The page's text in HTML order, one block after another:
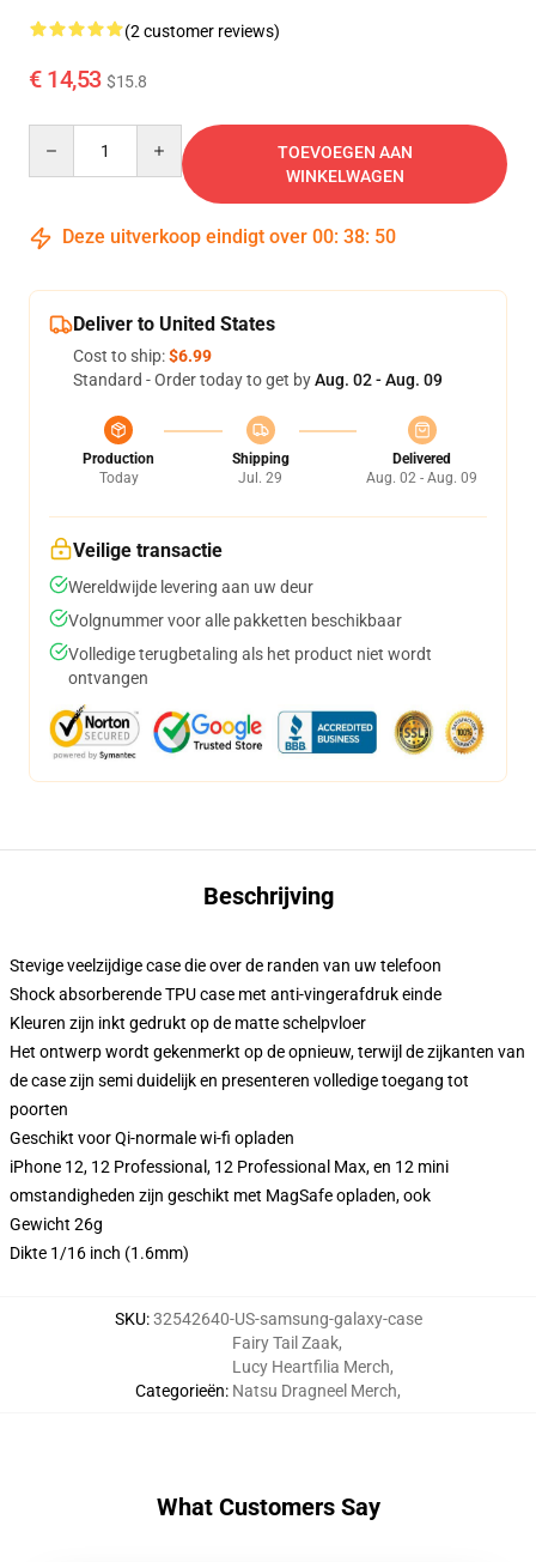
(2 customer reviews)
€ 14,53 $15.8
TOEVOEGEN AAN
WINKELWAGEN
Deze uitverkoop eindigt over 00: 38: 49
Deliver to United States
Cost to ship:$6.99
Standard - Order today to get byAug. 02 - Aug. 09
Production
Today
Shipping
Jul. 29
Delivered
Aug. 02 - Aug. 09
Veilige transactie
Wereldwijde levering aan uw deur
Volgnummer voor alle pakketten beschikbaar
Volledige terugbetaling als het product niet wordt
ontvangen
Beschrijving
Stevige veelzijdige case die over de randen van uw telefoon
Shock absorberende TPU case met anti-vingerafdruk einde
Kleuren zijn inkt gedrukt op de matte schelpvloer
Het ontwerp wordt gekenmerkt op de opnieuw, terwijl de zijkanten van
de case zijn semi duidelijk en presenteren volledige toegang tot
poorten
Geschikt voor Qi-normale wi-fi opladen
iPhone 12, 12 Professional, 12 Professional Max, en 12 mini
omstandigheden zijn geschikt met MagSafe opladen, ook
Gewicht 26g
Dikte 1/16 inch (1.6mm)
SKU:32542640-US-samsung-galaxy-case
Categorieën:
Fairy Tail Zaak,
Lucy Heartfilia Merch,
Natsu Dragneel Merch,
What Customers Say